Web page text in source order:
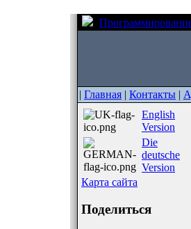
| Главная | Контакты |
English
Version
Die
deutsche
Version
Карта сайта
Поделиться